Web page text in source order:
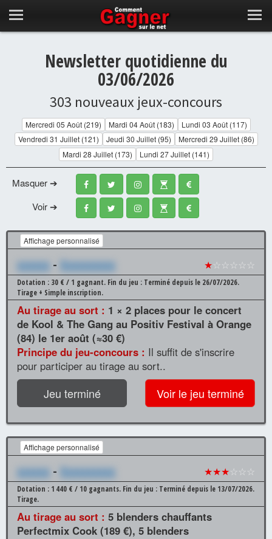
Newsletter quotidienne du
03/06/2026
303 nouveaux jeux-concours
Mercredi 05 Août (219) Mardi 04 Août (183)
Lundi 03 Août (117)
Vendredi 31 Juillet (121)
Jeudi 30 Juillet (95)
Mercredi 29 Juillet (86)
Mardi 28 Juillet (173)
Lundi 27 Juillet (141)
Masquer ➔
Voir ➔
Affichage personnalisé
xxxxxx - Xxxxxxxxxx ★☆☆☆☆☆
Dotation : 30 € / 1 gagnant. Fin du jeu : Terminé depuis le 26/07/2026.
Tirage + Simple inscription.
Au tirage au sort : 1 × 2 places pour le concert
de Kool & The Gang au Positiv Festival à Orange
(84) le 1er août (≈30 €)
Principe du jeu-concours : Il suffit de s'inscrire
pour participer au tirage au sort..
Jeu terminé Voir le jeu terminé
Affichage personnalisé
xxxxxx - Xxxxxxxxxx ★★★☆☆☆
Dotation : 1 440 € / 10 gagnants. Fin du jeu : Terminé depuis le 13/07/2026.
Tirage.
Au tirage au sort : 5 blenders chauffants
Perfectmix Cook (189 €), 5 blenders